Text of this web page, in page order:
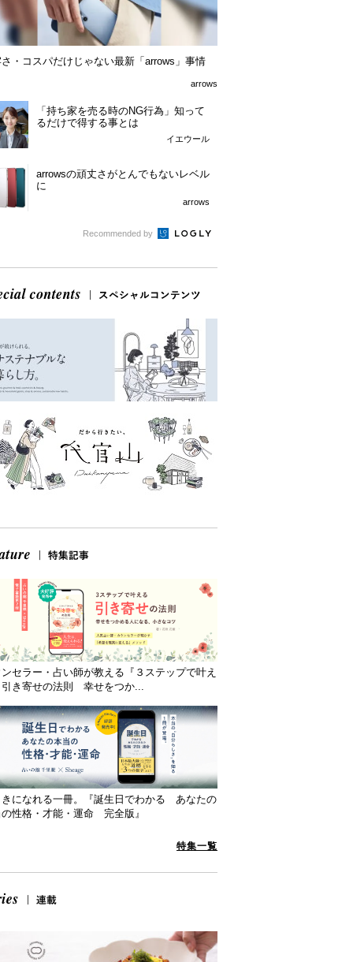
・コスパだけじゃない最新「arrows」事情
arrows
「持ち家を売る時のNG行為」知って
るだけで得する事とは
イエウール
arrowsの頑丈さがとんでもないレベル
に
arrows
Recommended by
セラー・占い師が教える『３ステップで叶え
き寄せの法則 幸せをつか...
きになれる一冊。『誕生日でわかる あなたの
性格・才能・運命 完全版』
特集一覧